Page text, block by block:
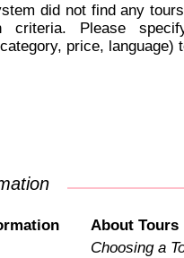
criteria. Please
price, language)
About Tours
Choosing a